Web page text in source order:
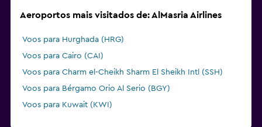
Aeroportos mais visitados de: AlMasria Airlines
Voos para Hurghada (HRG)
Voos para Cairo (CAI)
Voos para Charm el-Cheikh Sharm El Sheikh Intl (SSH)
Voos para Bérgamo Orio Al Serio (BGY)
Voos para Kuwait (KWI)